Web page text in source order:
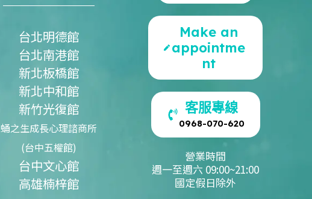
台北明德館
台北南港館
新北板橋館
新北中和館
新竹光復館
蛹之生成長心理諮商所
(台中五權館)
台中文心館
高雄楠梓館
Make an
appointme
nt
客服專線
0968-070-620
營業時間
週一至週六 09:00~21:00
國定假日除外